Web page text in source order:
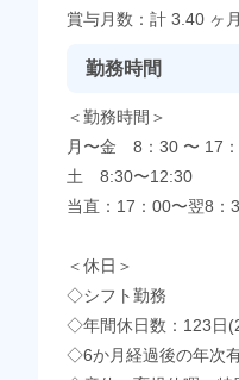
賞与月数：計 3.40 ヶ
勤務時間
＜勤務時間＞
月〜金 8：30 〜 17
土 8:30〜12:30
当直：17：00〜翌8：
＜休日＞
◇シフト勤務
◇年間休日数：123日
◇6か月経過後の年次